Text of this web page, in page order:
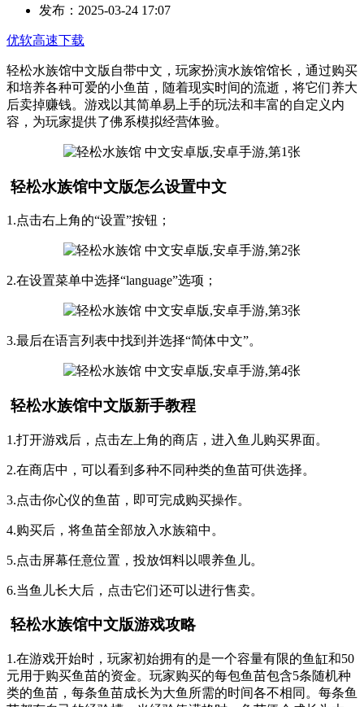
发布： 2025-03-24 17:07
优软高速下载
轻松水族馆中文版自带中文，玩家扮演水族馆馆长，通过购买
和培养各种可爱的小鱼苗，随着现实时间的流逝，将它们养大
后卖掉赚钱。游戏以其简单易上手的玩法和丰富的自定义内
容，为玩家提供了佛系模拟经营体验。
轻松水族馆中文版怎么设置中文
1.点击右上角的“设置”按钮；
2.在设置菜单中选择“language”选项；
3.最后在语言列表中找到并选择“简体中文”。
轻松水族馆中文版新手教程
1.打开游戏后，点击左上角的商店，进入鱼儿购买界面。
2.在商店中，可以看到多种不同种类的鱼苗可供选择。
3.点击你心仪的鱼苗，即可完成购买操作。
4.购买后，将鱼苗全部放入水族箱中。
5.点击屏幕任意位置，投放饵料以喂养鱼儿。
6.当鱼儿长大后，点击它们还可以进行售卖。
轻松水族馆中文版游戏攻略
1.在游戏开始时，玩家初始拥有的是一个容量有限的鱼缸和50
元用于购买鱼苗的资金。玩家购买的每包鱼苗包含5条随机种
类的鱼苗，每条鱼苗成长为大鱼所需的时间各不相同。每条鱼